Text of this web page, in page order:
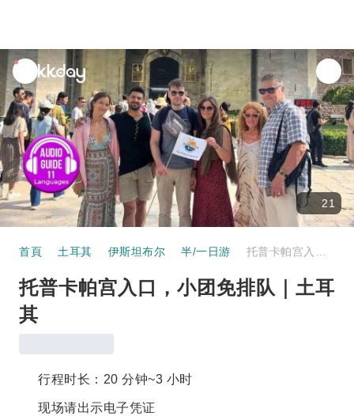
unread
notifications
21
首頁 土耳其 伊斯坦布尔 半/一日游
托普卡帕宫入口，小团免排队｜土耳
其
行程时长：20 分钟~3 小时
现场请出示电子凭证